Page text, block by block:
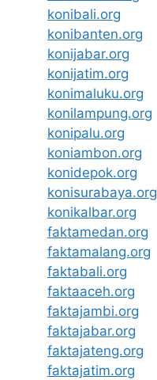
konibali.org
konibanten.org
konijabar.org
konijatim.org
konimaluku.org
konilampung.org
konipalu.org
koniambon.org
konidepok.org
konisurabaya.org
konikalbar.org
faktamedan.org
faktamalang.org
faktabali.org
faktaaceh.org
faktajambi.org
faktajabar.org
faktajateng.org
faktajatim.org